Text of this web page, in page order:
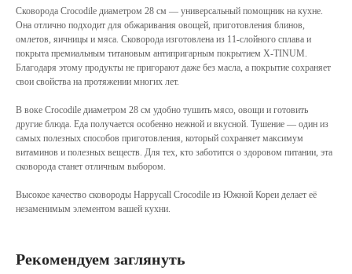
Сковорода Crocodile диаметром 28 см — универсальный помощник на кухне.
Она отлично подходит для обжаривания овощей, приготовления блинов,
омлетов, яичницы и мяса. Сковорода изготовлена из 11-слойного сплава и
покрыта премиальным титановым антипригарным покрытием X-TINUM.
Благодаря этому продукты не пригорают даже без масла, а покрытие сохраняет
свои свойства на протяжении многих лет.
В воке Crocodile диаметром 28 см удобно тушить мясо, овощи и готовить
другие блюда. Еда получается особенно нежной и вкусной. Тушение — один из
самых полезных способов приготовления, который сохраняет максимум
витаминов и полезных веществ. Для тех, кто заботится о здоровом питании, эта
сковорода станет отличным выбором.
Высокое качество сковороды Happycall Crocodile из Южной Кореи делает её
незаменимым элементом вашей кухни.
Рекомендуем заглянуть